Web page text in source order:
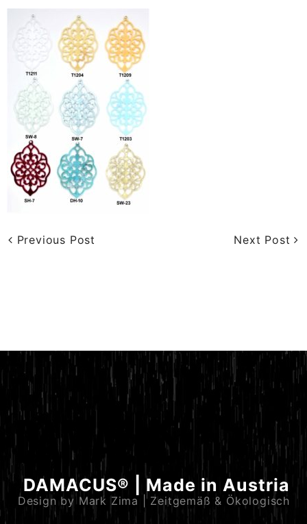
Previous Post Next Post
DAMACUS® | Made in Austria
Design by Mark Zima | Zeitgemäß & Ökologisch